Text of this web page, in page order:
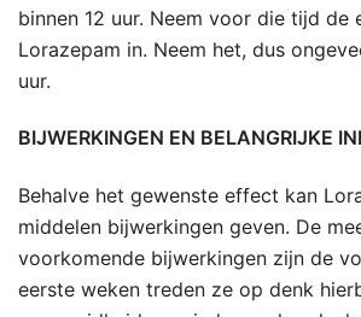
binnen 12 uur. Neem voor die tijd de
Lorazepam in. Neem het, dus
uur.
BIJWERKINGEN EN BELANGRIJKE
Behalve het gewenste effect kan
middelen bijwerkingen geven. De
voorkomende bijwerkingen zijn de
eerste weken treden ze op denk